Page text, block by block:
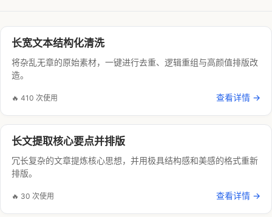
长宽文本结构化清洗
将杂乱无章的原始素材，一键进行去重、逻辑重组与高颜值排版改
造。
🔥 410 次使用 查看详情 →
长文提取核心要点并排版
冗长复杂的文章提炼核心思想，并用极具结构感和美感的格式重新
排版。
🔥 30 次使用 查看详情 →